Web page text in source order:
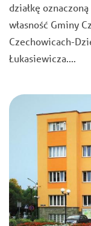
działkę
własność Gminy
Czechowicach-
Łukasiewicza.…